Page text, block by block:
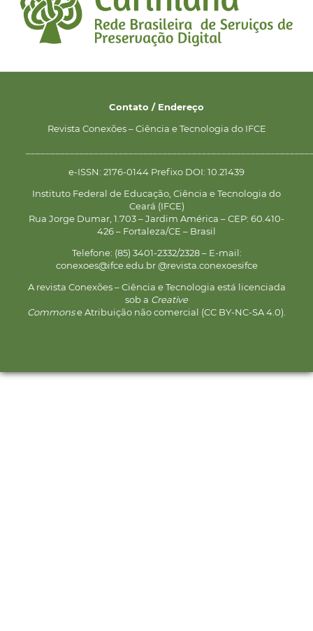
Contato / Endereço
Revista Conexões – Ciência e Tecnologia do IFCE
e-ISSN: 2176-0144 Prefixo DOI: 10.21439
Instituto Federal de Educação, Ciência e Tecnologia do
Ceará (IFCE)
Rua Jorge Dumar, 1.703 – Jardim América – CEP: 60.410-
426 – Fortaleza/CE – Brasil
Telefone: (85) 3401-2332/2328 – E-mail:
conexoes@ifce.edu.br @revista.conexoesifce
A revista Conexões – Ciência e Tecnologia está licenciada
sob a Creative
Commonse Atribuição não comercial (CC BY-NC-SA 4.0).